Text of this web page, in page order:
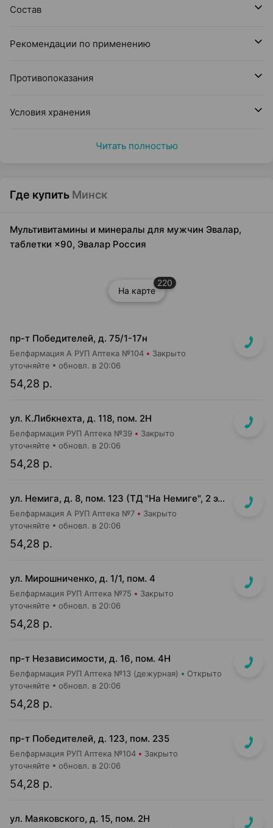
Состав
Рекомендации по применению
Противопоказания
Условия хранения
Читать полностью
Где купить Минск
Мультивитамины и минералы для мужчин Эвалар,
таблетки ×90, Эвалар Россия
На карте
220
пр-т Победителей, д. 75/1-17н
Белфармация А РУП Аптека №104 Закрыто
54,28 р.
уточняйте обновл. в 20:06
ул. К.Либкнехта, д. 118, пом. 2Н
Белфармация РУП Аптека №39 Закрыто
54,28 р.
уточняйте обновл. в 20:06
ул. Немига, д. 8, пом. 123 (ТД "На Немиге", 2 этаж)
Белфармация А РУП Аптека №7 Закрыто
54,28 р.
уточняйте обновл. в 20:06
ул. Мирошниченко, д. 1/1, пом. 4
Белфармация РУП Аптека №75 Закрыто
54,28 р.
уточняйте обновл. в 20:06
пр-т Независимости, д. 16, пом. 4Н
Белфармация РУП Аптека №13 (дежурная) Открыто
54,28 р.
уточняйте обновл. в 20:06
пр-т Победителей, д. 123, пом. 235
Белфармация РУП Аптека №104 Закрыто
54,28 р.
уточняйте обновл. в 20:06
ул. Маяковского, д. 15, пом. 2Н